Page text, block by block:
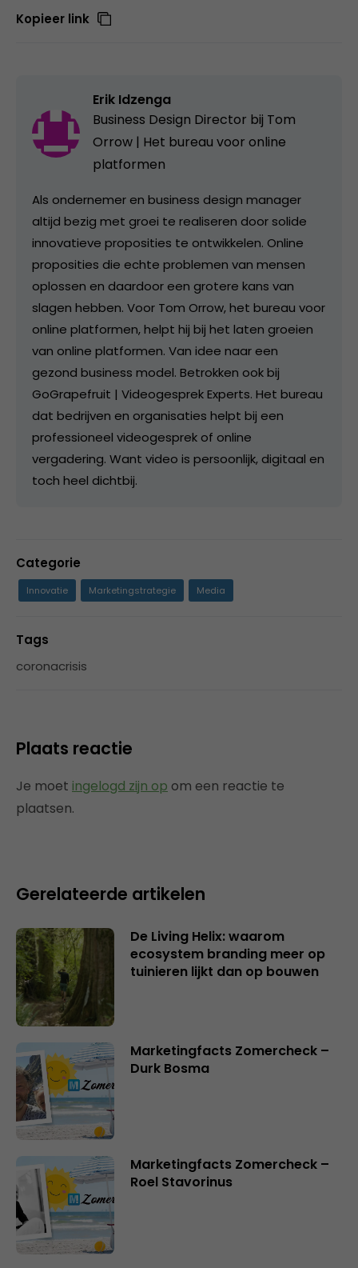
Kopieer link
Erik Idzenga
Business Design Director bij Tom
Orrow | Het bureau voor online
platformen
Als ondernemer en business design manager
altijd bezig met groei te realiseren door solide
innovatieve proposities te ontwikkelen. Online
proposities die echte problemen van mensen
oplossen en daardoor een grotere kans van
slagen hebben. Voor Tom Orrow, het bureau voor
online platformen, helpt hij bij het laten groeien
van online platformen. Van idee naar een
gezond business model. Betrokken ook bij
GoGrapefruit | Videogesprek Experts. Het bureau
dat bedrijven en organisaties helpt bij een
professioneel videogesprek of online
vergadering. Want video is persoonlijk, digitaal en
toch heel dichtbij.
Categorie
Innovatie Marketingstrategie Media
Tags
coronacrisis
Plaats reactie
Je moet ingelogd zijn op om een reactie te
plaatsen.
Gerelateerde artikelen
De Living Helix: waarom
ecosystem branding meer op
tuinieren lijkt dan op bouwen
Marketingfacts Zomercheck –
Durk Bosma
Marketingfacts Zomercheck –
Roel Stavorinus